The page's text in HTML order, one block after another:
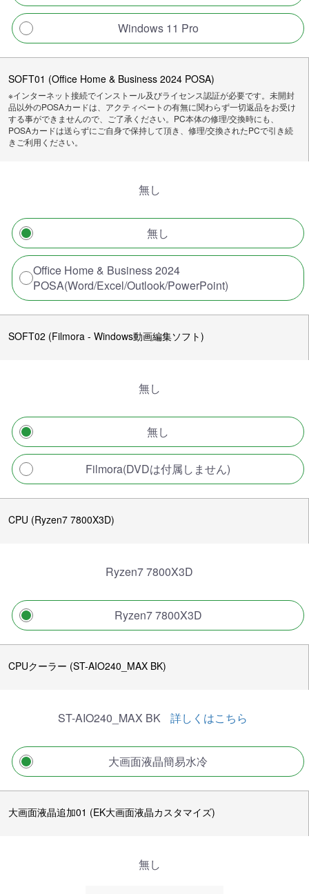
Windows 11 Pro
SOFT01 (Office Home & Business 2024 POSA)
※インターネット接続でインストール及びライセンス認証が必要です。未開封
品以外のPOSAカードは、アクティベートの有無に関わらず一切返品をお受け
する事ができませんので、ご了承ください。PC本体の修理/交換時にも、
POSAカードは送らずにご自身で保持して頂き、修理/交換されたPCで引き続
きご利用ください。
無し
無し
Office Home & Business 2024
POSA(Word/Excel/Outlook/PowerPoint)
SOFT02 (Filmora - Windows動画編集ソフト)
無し
無し
Filmora(DVDは付属しません)
CPU (Ryzen7 7800X3D)
Ryzen7 7800X3D
Ryzen7 7800X3D
CPUクーラー (ST-AIO240_MAX BK)
ST-AIO240_MAX BK 詳しくはこちら
大画面液晶簡易水冷
大画面液晶追加01 (EK大画面液晶カスタマイズ)
無し